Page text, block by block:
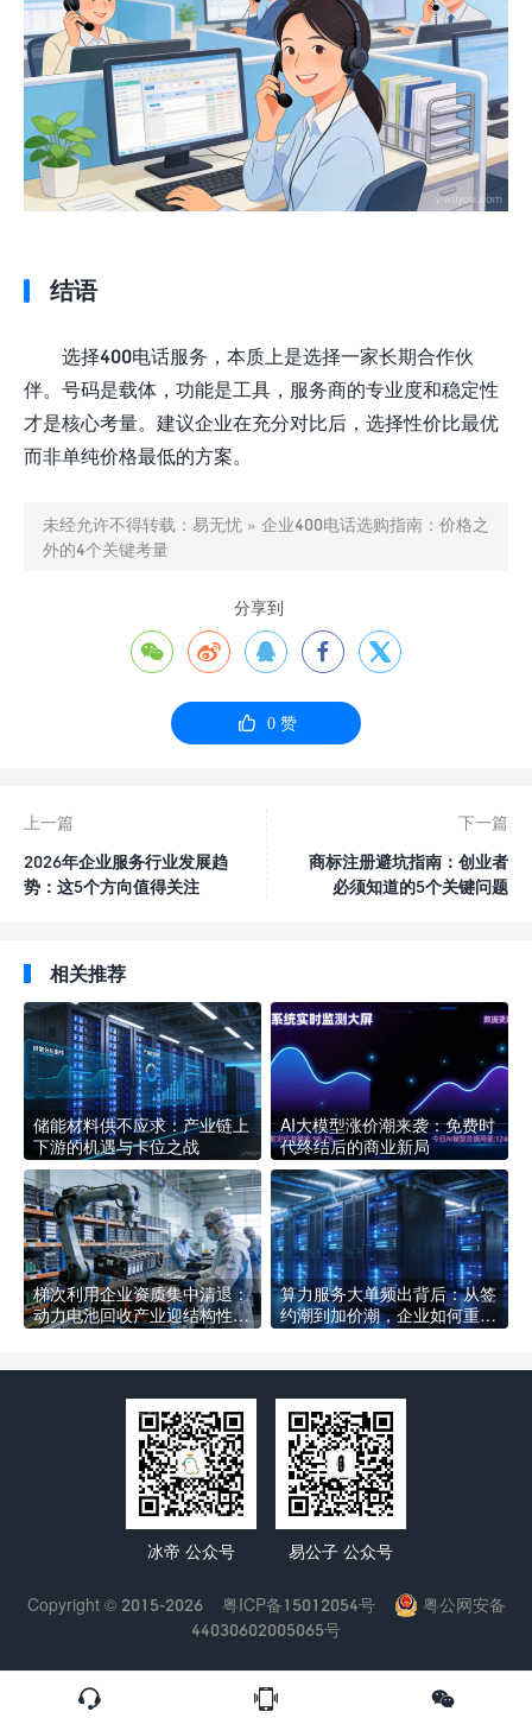
结语
选择400电话服务，本质上是选择一家长期合作伙
伴。号码是载体，功能是工具，服务商的专业度和稳定性
才是核心考量。建议企业在充分对比后，选择性价比最优
而非单纯价格最低的方案。
未经允许不得转载： 易无忧 » 企业400电话选购指南：价格之
外的4个关键考量
分享到
    
 0赞
上一篇
2026年企业服务行业发展趋
势：这5个方向值得关注
下一篇
商标注册避坑指南：创业者
必须知道的5个关键问题
相关推荐
储能材料供不应求：产业链上
下游的机遇与卡位之战
AI大模型涨价潮来袭：免费时
代终结后的商业新局
梯次利用企业资质集中清退：
动力电池回收产业迎结构性洗
算力服务大单频出背后：从签
约潮到加价潮，企业如何重新
  
冰帝 公众号 易公子 公众号
Copyright © 2015-2026 粤ICP备15012054号
粤公网安备
44030602005065号